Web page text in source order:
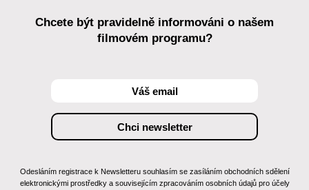
Chcete být pravidelně informováni o našem
filmovém programu?
Odesláním registrace k Newsletteru souhlasím se zasíláním obchodních sdělení
elektronickými prostředky a souvisejícím zpracováním osobních údajů pro účely